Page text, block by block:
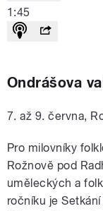
1:45
Ondrášova
7. až 9. června,
Pro milovníky
Rožnově pod
uměleckých a
ročníku je